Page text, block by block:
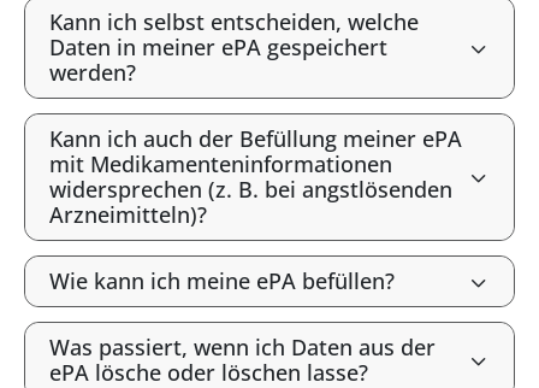
Kann ich selbst entscheiden, welche
Daten in meiner ePA gespeichert
werden?
Kann ich auch der Befüllung meiner ePA
mit Medikamenteninformationen
widersprechen (z. B. bei angstlösenden
Arzneimitteln)?
Wie kann ich meine ePA befüllen?
Was passiert, wenn ich Daten aus der
ePA lösche oder löschen lasse?